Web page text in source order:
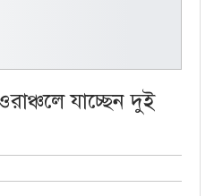
যাচ্ছেন দুই